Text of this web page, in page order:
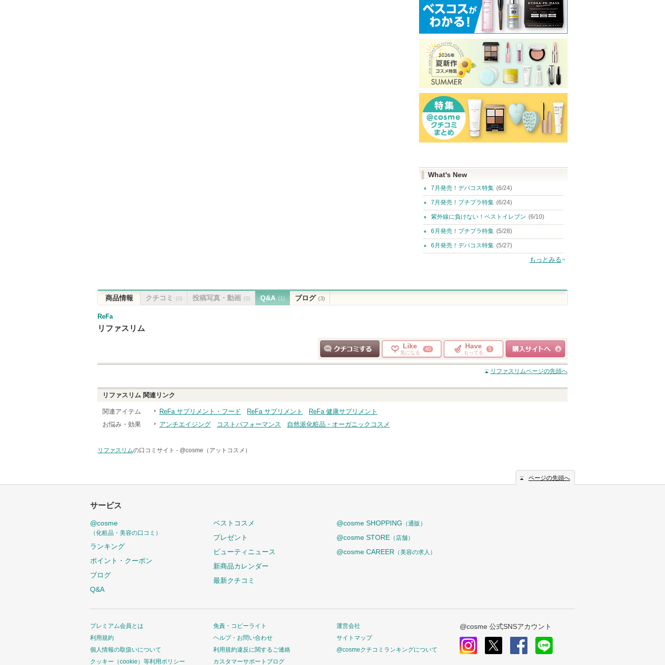
What's New
7月発売！デパコス特集 (6/24)
7月発売！プチプラ特集 (6/24)
紫外線に負けない！ベストイレブン (6/10)
6月発売！プチプラ特集 (5/28)
6月発売！デパコス特集 (5/27)
もっとみる
商品情報 クチコミ (0) 投稿写真・動画 (0) Q&A (1) ブログ (3)
ReFa
リファスリム
クチコミする
Like
気になる
40 Have
もってる
5
ショッピングサイト
へ
リファスリムページの先頭へ
リファスリム 関連リンク
関連アイテム ReFa サプリメント・フード ReFa サプリメント
ReFa 健康サプリメント
お悩み・効果
アンチエイジング コストパフォーマンス 自然派化粧品・オーガニックコスメ
リファスリムの口コミサイト - @cosme（アットコスメ）
ページの先頭へ
サービス
@cosme
（化粧品・美容の口コミ）
ランキング
ポイント・クーポン
ブログ
Q&A
ベストコスメ
プレゼント
ビューティニュース
新商品カレンダー
最新クチコミ
@cosme SHOPPING （通販）
@cosme STORE （店舗）
@cosme CAREER （美容の求人）
プレミアム会員とは
利用規約
個人情報の取扱いについて
クッキー（cookie）等利用ポリシー
免責・コピーライト
ヘルプ・お問い合わせ
利用規約違反に関するご連絡
カスタマーサポートブログ
運営会社
サイトマップ
@cosmeクチコミランキングについて
@cosme 公式SNSアカウント